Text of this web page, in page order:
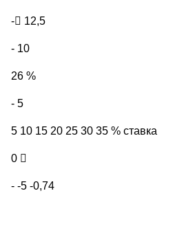
- 12,5
- 10
26 %
- 5
5 10 15 20 25 30 35 % ставка
0 
- -5 -0,74